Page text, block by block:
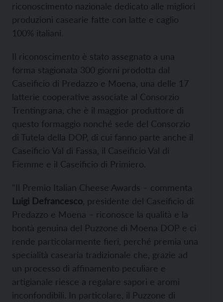
riconoscimento nazionale dedicato alle migliori
produzioni casearie fatte con latte e caglio
100% italiani.
Il riconoscimento è stato assegnato a una
forma stagionata 300 giorni prodotta dal
Caseificio di Predazzo e Moena, una delle 17
latterie cooperative associate al Consorzio
Trentingrana, che è il maggior produttore di
questo formaggio nonché sede del Consorzio
di Tutela della DOP, di cui fanno parte anche il
Caseificio Val di Fassa, il Caseificio Val di
Fiemme e il Caseificio di Primiero.
“Il Premio Italian Cheese Awards – commenta
Luigi Defrancesco , presidente del Caseificio di
Predazzo e Moena – riconosce la qualità e la
bontà genuina del Puzzone di Moena DOP e ci
rende particolarmente fieri, perché premia una
specialità casearia tradizionale che, grazie ad
un processo di affinamento peculiare e
artigianale riesce a regalare sapori e aromi
inconfondibili. In particolare, il Puzzone di